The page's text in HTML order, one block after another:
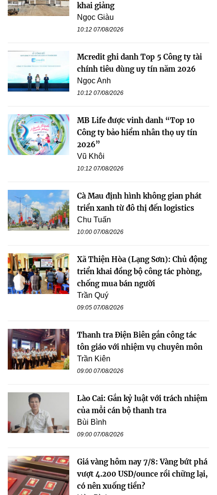
khai giảng
Ngọc Giàu
10:12 07/08/2026
Mcredit ghi danh Top 5 Công ty tài
chính tiêu dùng uy tín năm 2026
Ngọc Anh
10:12 07/08/2026
MB Life được vinh danh “Top 10
Công ty bảo hiểm nhân thọ uy tín
2026”
Vũ Khôi
10:12 07/08/2026
Cà Mau định hình không gian phát
triển xanh từ đô thị đến logistics
Chu Tuấn
10:00 07/08/2026
Xã Thiện Hòa (Lạng Sơn): Chủ động
triển khai đồng bộ công tác phòng,
chống mua bán người
Trần Quý
09:05 07/08/2026
Thanh tra Điện Biên gắn công tác
tôn giáo với nhiệm vụ chuyên môn
Trần Kiên
09:00 07/08/2026
Lào Cai: Gắn kỷ luật với trách nhiệm
của mỗi cán bộ thanh tra
Bùi Bình
09:00 07/08/2026
Giá vàng hôm nay 7/8: Vàng bứt phá
vượt 4.200 USD/ounce rồi chững lại,
có nên xuống tiền?